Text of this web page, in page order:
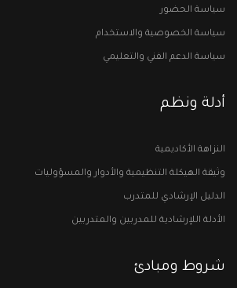
سياسة الحضور
سياسة الخصوصية والاستخدام
سياسة الدعم الفني والتعليمي
أدلة ونظم
النزاهة الأكاديمية
وثيقة الهيكلة التنظيمية والأدوار والمسؤوليات
الدليل الإرشادي للمتدرب
الأدلة اللإرشادية للمدربين والمتدربين
شروط ومبادئ